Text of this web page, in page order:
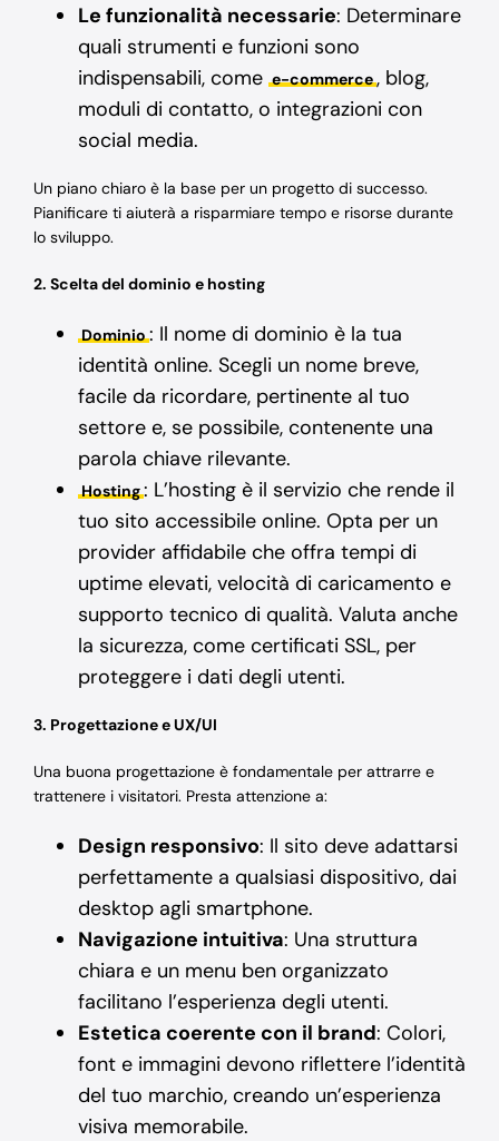
Le funzionalità necessarie: Determinare
quali strumenti e funzioni sono
indispensabili, come e-commerce, blog,
moduli di contatto, o integrazioni con
social media.
Un piano chiaro è la base per un progetto di successo.
Pianificare ti aiuterà a risparmiare tempo e risorse durante
lo sviluppo.
2. Scelta del dominio e hosting
Dominio: Il nome di dominio è la tua
identità online. Scegli un nome breve,
facile da ricordare, pertinente al tuo
settore e, se possibile, contenente una
parola chiave rilevante.
Hosting: L’hosting è il servizio che rende il
tuo sito accessibile online. Opta per un
provider affidabile che offra tempi di
uptime elevati, velocità di caricamento e
supporto tecnico di qualità. Valuta anche
la sicurezza, come certificati SSL, per
proteggere i dati degli utenti.
3. Progettazione e UX/UI
Una buona progettazione è fondamentale per attrarre e
trattenere i visitatori. Presta attenzione a:
Design responsivo: Il sito deve adattarsi
perfettamente a qualsiasi dispositivo, dai
desktop agli smartphone.
Navigazione intuitiva: Una struttura
chiara e un menu ben organizzato
facilitano l’esperienza degli utenti.
Estetica coerente con il brand: Colori,
font e immagini devono riflettere l’identità
del tuo marchio, creando un’esperienza
visiva memorabile.